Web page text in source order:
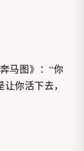
马图》：“你
你活下去，